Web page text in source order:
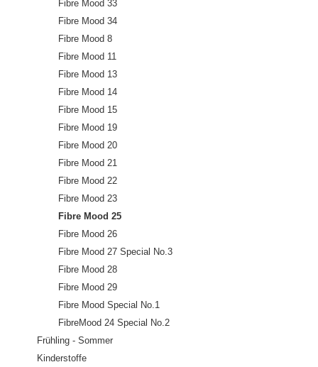
Fibre Mood 33
Fibre Mood 34
Fibre Mood 8
Fibre Mood 11
Fibre Mood 13
Fibre Mood 14
Fibre Mood 15
Fibre Mood 19
Fibre Mood 20
Fibre Mood 21
Fibre Mood 22
Fibre Mood 23
Fibre Mood 25
Fibre Mood 26
Fibre Mood 27 Special No.3
Fibre Mood 28
Fibre Mood 29
Fibre Mood Special No.1
FibreMood 24 Special No.2
Frühling - Sommer
Kinderstoffe